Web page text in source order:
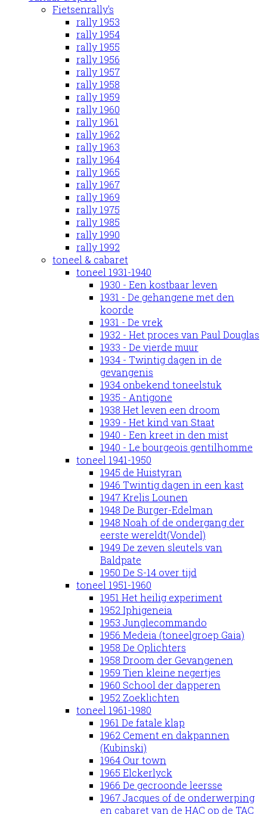
Fietsenrally's
rally 1953
rally 1954
rally 1955
rally 1956
rally 1957
rally 1958
rally 1959
rally 1960
rally 1961
rally 1962
rally 1963
rally 1964
rally 1965
rally 1967
rally 1969
rally 1975
rally 1985
rally 1990
rally 1992
toneel & cabaret
toneel 1931-1940
1930 - Een kostbaar leven
1931 - De gehangene met den
koorde
1931 - De vrek
1932 - Het proces van Paul Douglas
1933 - De vierde muur
1934 - Twintig dagen in de
gevangenis
1934 onbekend toneelstuk
1935 - Antigone
1938 Het leven een droom
1939 - Het kind van Staat
1940 - Een kreet in den mist
1940 - Le bourgeois gentilhomme
toneel 1941-1950
1945 de Huistyran
1946 Twintig dagen in een kast
1947 Krelis Lounen
1948 De Burger-Edelman
1948 Noah of de ondergang der
eerste wereldt(Vondel)
1949 De zeven sleutels van
Baldpate
1950 De S-14 over tijd
toneel 1951-1960
1951 Het heilig experiment
1952 Iphigeneia
1953 Junglecommando
1956 Medeia (toneelgroep Gaia)
1958 De Oplichters
1958 Droom der Gevangenen
1959 Tien kleine negertjes
1960 School der dapperen
1952 Zoeklichten
toneel 1961-1980
1961 De fatale klap
1962 Cement en dakpannen
(Kubinski)
1964 Our town
1965 Elckerlyck
1966 De gecroonde leersse
1967 Jacques of de onderwerping
en cabaret van de HAC op de TAC